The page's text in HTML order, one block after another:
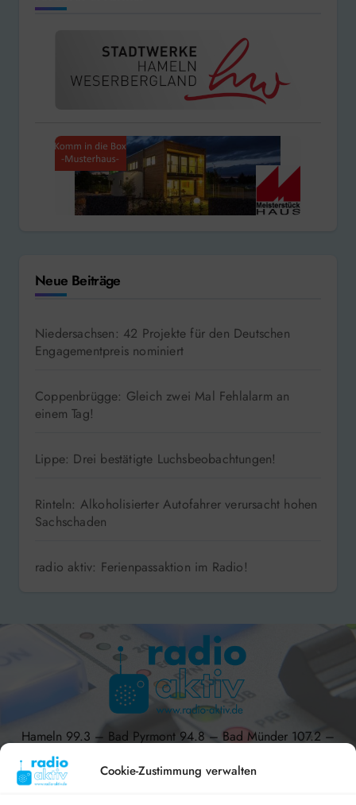
Cookie-Zustimmung verwalten
Neue Beiträge
Niedersachsen: 42 Projekte für den Deutschen
Engagementpreis nominiert
Coppenbrügge: Gleich zwei Mal Fehlalarm an
einem Tag!
Lippe: Drei bestätigte Luchsbeobachtungen!
Rinteln: Alkoholisierter Autofahrer verursacht hohen
Sachschaden
radio aktiv: Ferienpassaktion im Radio!
Hameln 99.3 – Bad Pyrmont 94.8 – Bad Münder 107.2 –
DAB+ 9C